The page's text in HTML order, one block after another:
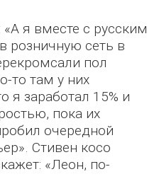
я вместе с русским
розничную сеть в
пол
то там у них
я заработал 15% и
пока их
очередной
Стивен косо
«Леон, по-